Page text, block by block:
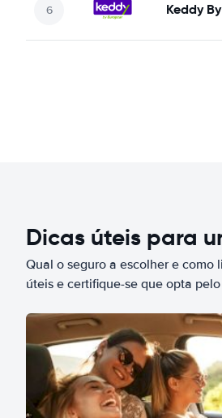
Keddy
Dicas úteis para
Qual o seguro a escolher e como
úteis e certifique-se que opta